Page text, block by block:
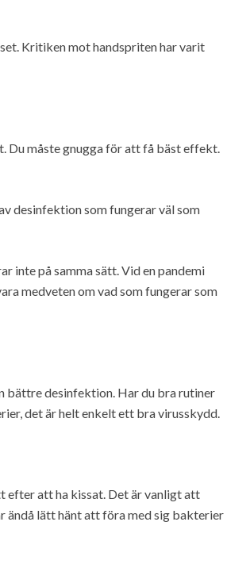
Kritiken mot handspriten har varit
Du måste gnugga för att få bäst effekt.
desinfektion som fungerar väl som
inte på samma sätt. Vid en pandemi
medveten om vad som fungerar som
bättre desinfektion. Har du bra rutiner
det är helt enkelt ett bra virusskydd.
efter att ha kissat. Det är vanligt att
ändå lätt hänt att föra med sig bakterier